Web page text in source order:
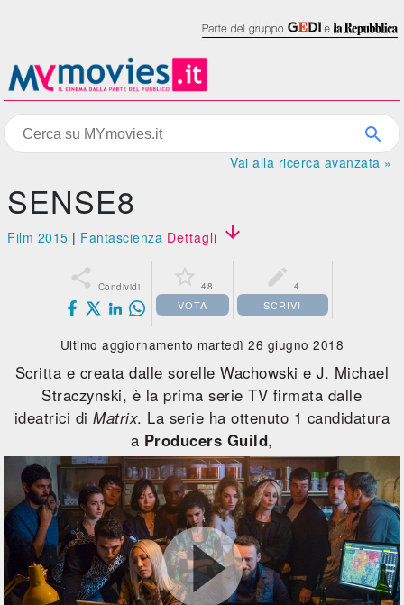
Vai alla ricerca avanzata »
SENSE8
Film 2015 | Fantascienza Dettagli 
 Condividi  48
VOTA
 4
SCRIVI
Ultimo aggiornamento martedì 26 giugno 2018
Scritta e creata dalle sorelle Wachowski e J. Michael
Straczynski, è la prima serie TV firmata dalle
ideatrici diMatrix. La serie ha ottenuto 1 candidatura
a Producers Guild,